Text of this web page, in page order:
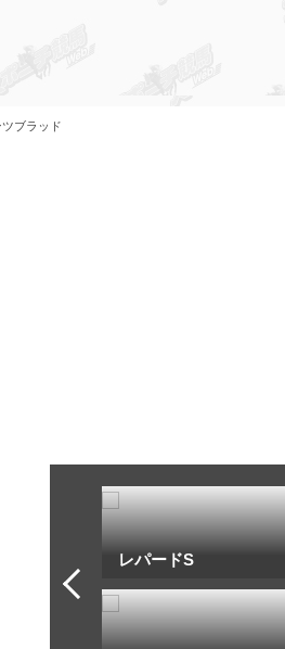
ブラッド
レパードS